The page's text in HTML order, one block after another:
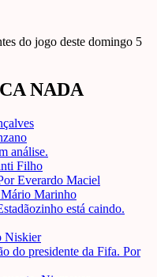
do jogo deste domingo 5
NADA
análise.
Filho
Everardo Maciel
Marinho
está caindo.
Niskier
do presidente da Fifa. Por